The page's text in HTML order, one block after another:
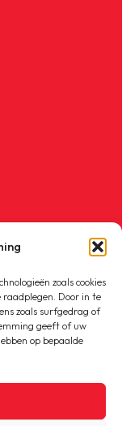
zoals cookies
Door in te
zoals surfgedrag of
geeft of uw
op bepaalde